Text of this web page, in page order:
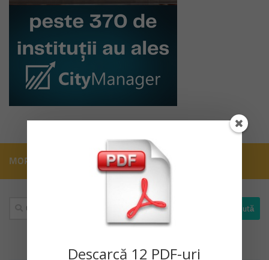
MORE
Caută
Descarcă 12 PDF-uri